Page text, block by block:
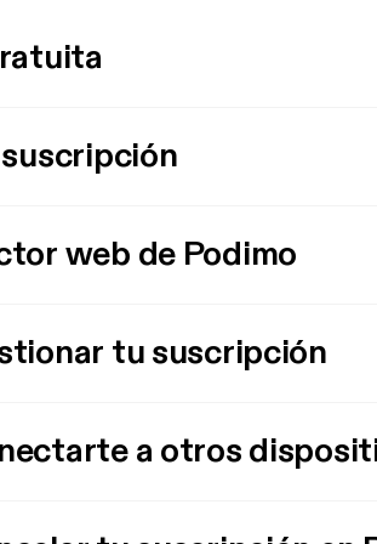
web de Podimo
tu suscripción
a otros